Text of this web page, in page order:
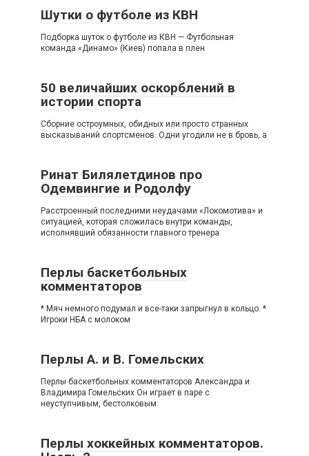
Шутки о футболе из КВН
Подборка шуток о футболе из КВН — Футбольная
команда «Динамо» (Киев) попала в плен
50 величайших оскорблений в
истории спорта
Сборние остроумных, обидных или просто странных
высказываний спортсменов. Одни угодили не в бровь, а
Ринат Билялетдинов про
Одемвингие и Родолфу
Расстроенный последними неудачами «Локомотива» и
ситуацией, которая сложилась внутри команды,
исполнявший обязанности главного тренера
Перлы баскетбольных
комментаторов
* Мяч немного подумал и все-таки запрыгнул в кольцо. *
Игроки НБА с молоком
Перлы А. и В. Гомельских
Перлы баскетбольных комментаторов Александра и
Владимира Гомельских Он играет в паре с
неуступчивым, бестолковым
Перлы хоккейных комментаторов.